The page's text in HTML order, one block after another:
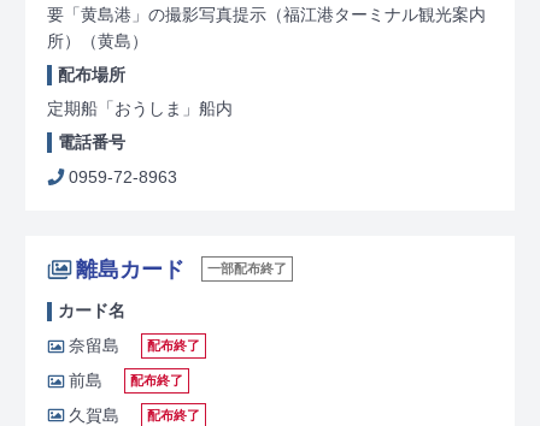
要「黄島港」の撮影写真提示（福江港ターミナル観光案内
所）
（黄島）
配布場所
定期船「おうしま」船内
電話番号
0959-72-8963
離島カード 一部配布終了
カード名
奈留島
配布終了
前島 配布終了
久賀島 配布終了